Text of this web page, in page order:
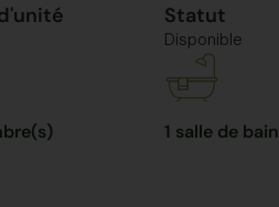
Statut
Disponible
1 salle de bain